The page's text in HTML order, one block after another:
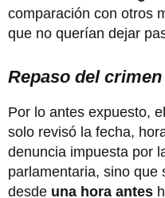
comparación con otros
que no querían dejar
Repaso del crimen
Por lo antes expuesto,
solo revisó la fecha,
denuncia impuesta por
parlamentaria, sino que
desde una hora antes